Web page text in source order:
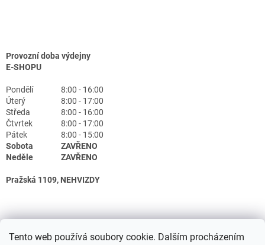
Tento web používá soubory cookie. Dalším procházením
Provozní doba výdejny
E-SHOPU
Pondělí
8:00 - 16:00
Úterý
8:00 - 17:00
Středa
8:00 - 16:00
Čtvrtek
8:00 - 17:00
Pátek
8:00 - 15:00
Sobota
ZAVŘENO
Neděle
ZAVŘENO
Pražská 1109, NEHVIZDY